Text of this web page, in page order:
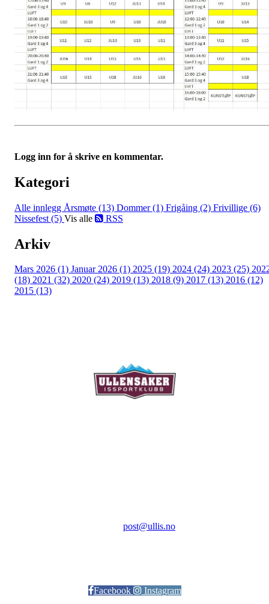
Logg inn for å skrive en kommentar.
Kategori
Alle innlegg Årsmøte (13) Dommer (1) Frigåing (2) Frivillige (6)
Nissefest (5) Vis alle RSS
Arkiv
Mars 2026 (1) Januar 2026 (1) 2025 (19) 2024 (24) 2023 (25)
(18) 2021 (32) 2020 (24) 2019 (13) 2018 (9) 2017 (13) 2016 (12)
2015 (13)
post@ullis.no
Facebook Instagram